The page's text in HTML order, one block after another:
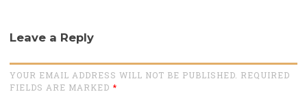
Leave a Reply
YOUR EMAIL ADDRESS WILL NOT BE PUBLISHED. REQUIRED
FIELDS ARE MARKED *